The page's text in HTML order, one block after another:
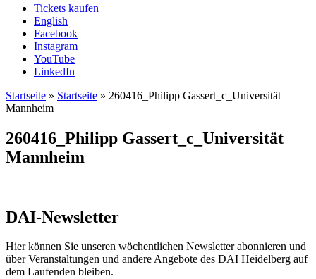
Tickets kaufen
English
Facebook
Instagram
YouTube
LinkedIn
Startseite » Startseite » 260416_Philipp Gassert_c_Universität
Mannheim
260416_Philipp Gassert_c_Universität
Mannheim
DAI-Newsletter
Hier können Sie unseren wöchentlichen Newsletter abonnieren und
über Veranstaltungen und andere Angebote des DAI Heidelberg auf
dem Laufenden bleiben.